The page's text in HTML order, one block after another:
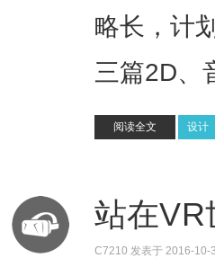
略长，计
三篇2D、
阅读全文 设计
站在
C7210 发表于 2016-10-